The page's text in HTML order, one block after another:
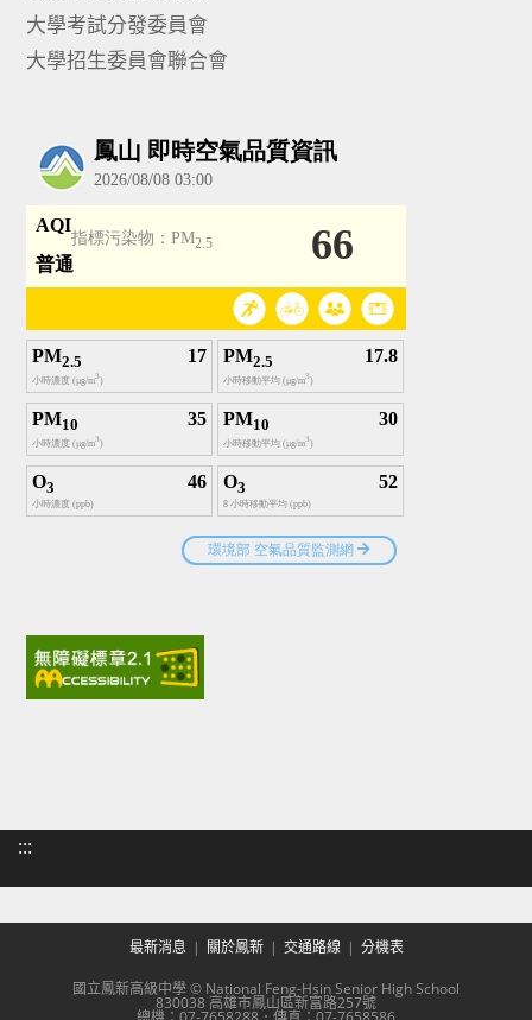
大學考試分發委員會
大學招生委員會聯合會
:::
最新消息 關於鳳新 交通路線 分機表
國立鳳新高級中學 © National Feng-Hsin Senior High School
830038 高雄市鳳山區新富路257號